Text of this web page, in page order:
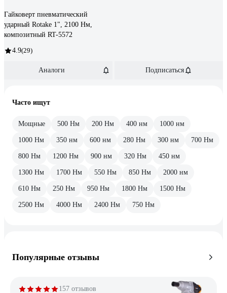
Гайковерт пневматический
ударный Rotake 1", 2100 Нм,
композитный RT-5572
4.9(29)
Аналоги Подписаться
Часто ищут
Мощные 500 Нм 200 Нм 400 нм 1000 нм
1000 Нм 350 нм 600 нм 280 Нм 300 нм 700 Нм
800 Нм 1200 Нм 900 нм 320 Нм 450 нм
1300 Нм 1700 Нм 550 Нм 850 Нм 2000 нм
610 Нм 250 Нм 950 Нм 1800 Нм 1500 Нм
2500 Нм 4000 Нм 2400 Нм 750 Нм
Популярные отзывы
157 отзывов